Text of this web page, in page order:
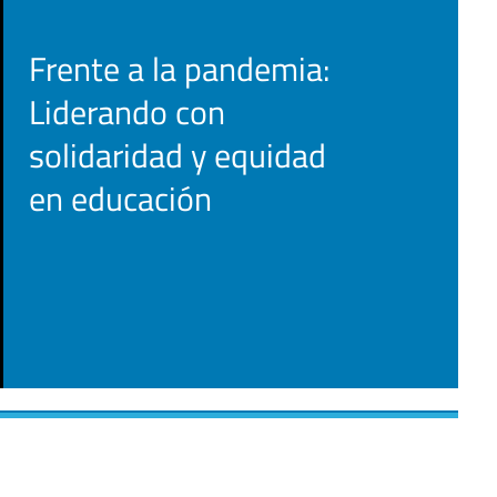
Frente a la pandemia:
Liderando con
solidaridad y equidad
en educación